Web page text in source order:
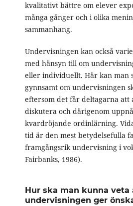
kvalitativt bättre om elever
många gånger och i olika
sammanhang.
Undervisningen kan också
med hänsyn till om
eller individuellt. Här kan man
gynnsamt om undervisningen
eftersom det får deltagarna att
diskutera och därigenom
kvardröjande ordinlärning.
tid är den mest betydelsefulla
framgångsrik undervisning i
Fairbanks, 1986).
Hur ska man kunna veta
undervisningen ger